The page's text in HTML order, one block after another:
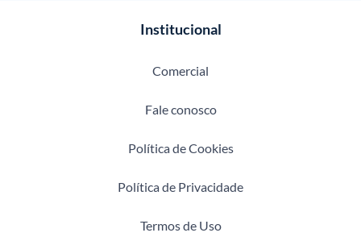
Institucional
Comercial
Fale conosco
Política de Cookies
Política de Privacidade
Termos de Uso